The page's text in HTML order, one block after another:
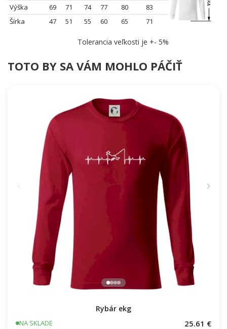
Výška 69 71 74 77 80
83
Šírka
47 51 55 60 65 71
Tolerancia veľkosti je +- 5%
TOTO BY SA VÁM MOHLO PÁČIŤ
Rybár ekg
NA SKLADE 25.61 €